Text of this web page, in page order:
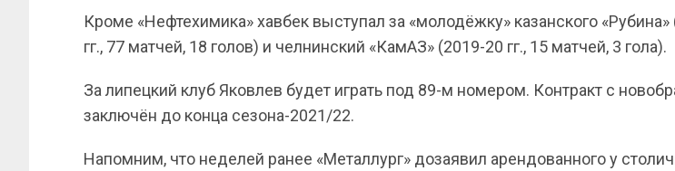
Кроме «Нефтехимика» хавбек выступал за «молодёжку» казанского «Рубина»
гг., 77 матчей, 18 голов) и челнинский «КамАЗ» (2019-20 гг., 15 матчей, 3 гола).
За липецкий клуб Яковлев будет играть под 89-м номером. Контракт с
заключён до конца сезона-2021/22.
Напомним, что неделей ранее «Металлург» дозаявил арендованного у